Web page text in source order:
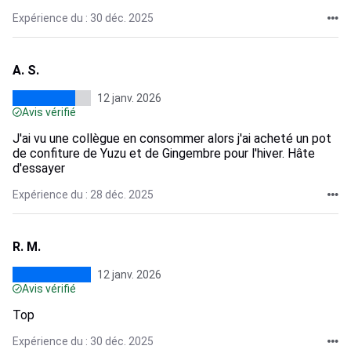
Expérience du : 30 déc. 2025
A. S.
12 janv. 2026
Avis vérifié
J'ai vu une collègue en consommer alors j'ai acheté un pot
de confiture de Yuzu et de Gingembre pour l'hiver. Hâte
d'essayer
Expérience du : 28 déc. 2025
R. M.
12 janv. 2026
Avis vérifié
Top
Expérience du : 30 déc. 2025